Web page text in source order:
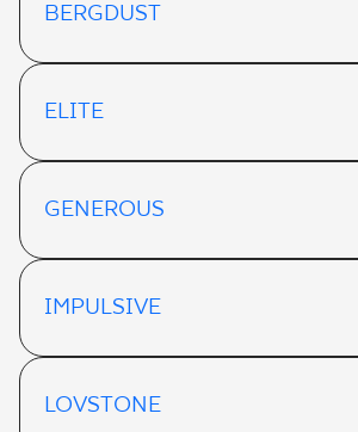
BERGDUST
ELITE
GENEROUS
IMPULSIVE
LOVSTONE